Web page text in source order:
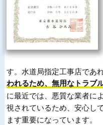
す。水道局指定工事店であ
われるため、無用なトラブ
に最近では、悪質な業者に
視されているため、安心し
ます重要になっています。